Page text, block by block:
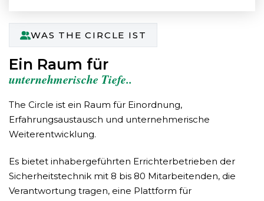
WAS THE CIRCLE IST
Ein Raum für
unternehmerische Tiefe..
The Circle ist ein Raum für Einordnung,
Erfahrungsaustausch und unternehmerische
Weiterentwicklung.
Es bietet inhabergeführten Errichterbetrieben der
Sicherheitstechnik mit 8 bis 80 Mitarbeitenden, die
Verantwortung tragen, eine Plattform für